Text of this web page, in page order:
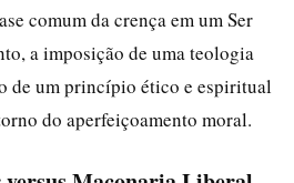
comum da crença em um Ser
a imposição de uma teologia
de um princípio ético e espiritual
do aperfeiçoamento moral.